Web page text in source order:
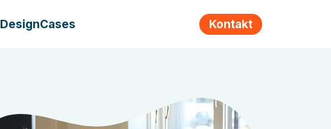
DesignCases Kontakt